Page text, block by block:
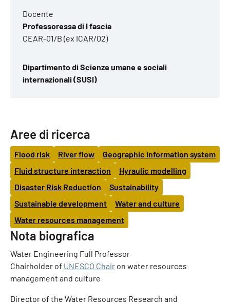
Docente
Professoressa di I fascia
CEAR-01/B (ex ICAR/02)
Dipartimento di Scienze umane e sociali
internazionali (SUSI)
Aree di ricerca
Flood risk River flow
Geographic information system
Fluid structure interaction
Hyraulic modelling
Disaster Risk Reduction
Sustainability
Sustainable development
Water and culture
Water resources management
Nota biografica
Water Engineering Full Professor
Chairholder of UNESCO Chair on water resources
management and culture
Director of the Water Resources Research and